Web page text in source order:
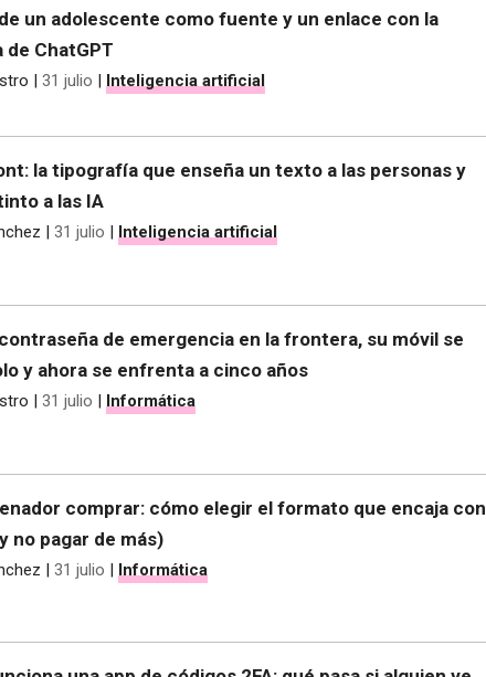
un adolescente como fuente y un enlace con la
ChatGPT
| 31 julio | Inteligencia artificial
la tipografía que enseña un texto a las personas y
a las IA
| 31 julio | Inteligencia artificial
de emergencia en la frontera, su móvil se
y ahora se enfrenta a cinco años
| 31 julio | Informática
comprar: cómo elegir el formato que encaja con
no pagar de más)
| 31 julio | Informática